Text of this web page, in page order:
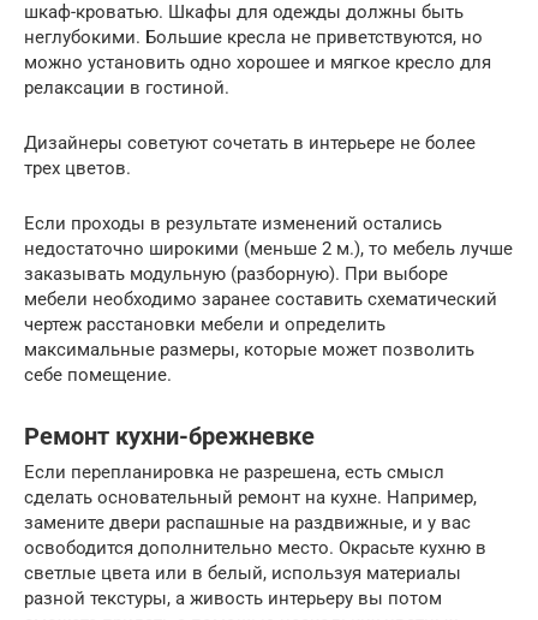
шкаф-кроватью. Шкафы для одежды должны быть
неглубокими. Большие кресла не приветствуются, но
можно установить одно хорошее и мягкое кресло для
релаксации в гостиной.
Дизайнеры советуют сочетать в интерьере не более
трех цветов.
Если проходы в результате изменений остались
недостаточно широкими (меньше 2 м.), то мебель лучше
заказывать модульную (разборную). При выборе
мебели необходимо заранее составить схематический
чертеж расстановки мебели и определить
максимальные размеры, которые может позволить
себе помещение.
Ремонт кухни-брежневке
Если перепланировка не разрешена, есть смысл
сделать основательный ремонт на кухне. Например,
замените двери распашные на раздвижные, и у вас
освободится дополнительно место. Окрасьте кухню в
светлые цвета или в белый, используя материалы
разной текстуры, а живость интерьеру вы потом